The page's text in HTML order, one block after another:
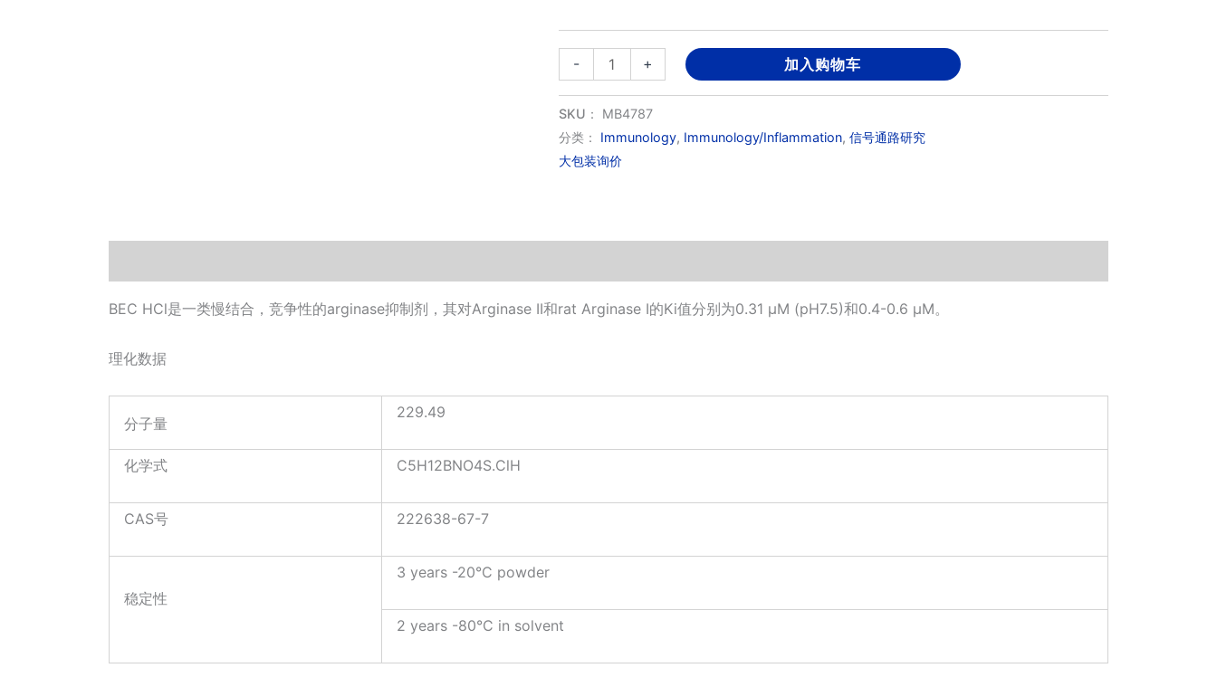
-
BEC
HCl
数
量
+ 加入购物车
SKU： MB4787
分类： Immunology, Immunology/Inflammation, 信号通路研究
大包装询价
BEC HCl是一类慢结合，竞争性的arginase抑制剂，其对Arginase II和rat Arginase I的Ki值分别为0.31 μM (pH7.5)和0.4-0.6 μM。
理化数据
分子量
229.49
化学式 C5H12BNO4S.ClH
CAS号 222638-67-7
稳定性
3 years -20°C powder
2 years -80°C in solvent